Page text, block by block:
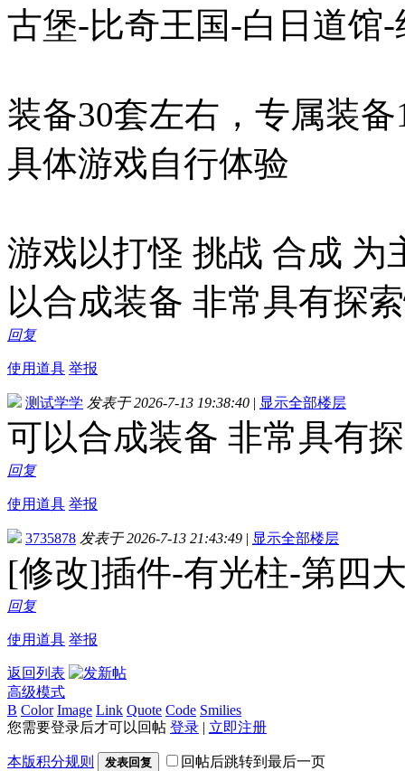
古堡-比奇王国-白日道馆
装备30套左右，专属装
具体游戏自行体验
游戏以打怪 挑战 合成 为
以合成装备 非常具有探
回复
使用道具 举报
测试学学 发表于 2026-7-13 19:38:40 | 显示全部楼层
可以合成装备 非常具有
回复
使用道具 举报
3735878 发表于 2026-7-13 21:43:49 | 显示全部楼层
[修改]插件-有光柱-第四
回复
使用道具 举报
返回列表
高级模式
B Color Image Link Quote Code Smilies
您需要登录后才可以回帖 登录 | 立即注册
本版积分规则 发表回复 回帖后跳转到最后一页